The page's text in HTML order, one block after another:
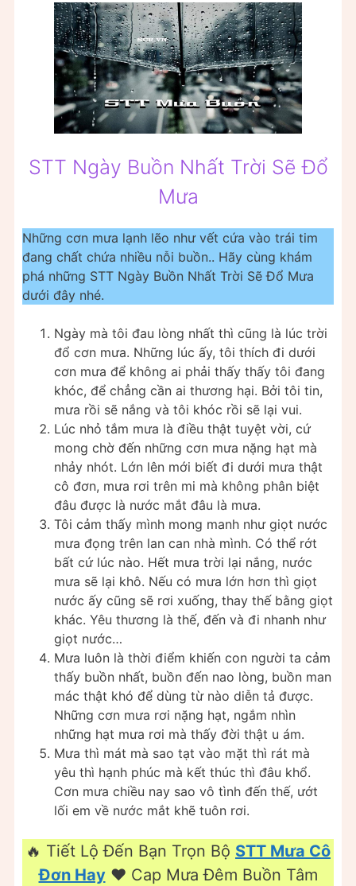
STT Ngày Buồn Nhất Trời Sẽ Đổ
Mưa
Những cơn mưa lạnh lẽo như vết cứa vào trái tim
đang chất chứa nhiều nỗi buồn.. Hãy cùng khám
phá những STT Ngày Buồn Nhất Trời Sẽ Đổ Mưa
dưới đây nhé.
Ngày mà tôi đau lòng nhất thì cũng là lúc trời
đổ cơn mưa. Những lúc ấy, tôi thích đi dưới
cơn mưa để không ai phải thấy thấy tôi đang
khóc, để chẳng cần ai thương hại. Bởi tôi tin,
mưa rồi sẽ nắng và tôi khóc rồi sẽ lại vui.
Lúc nhỏ tắm mưa là điều thật tuyệt vời, cứ
mong chờ đến những cơn mưa nặng hạt mà
nhảy nhót. Lớn lên mới biết đi dưới mưa thật
cô đơn, mưa rơi trên mi mà không phân biệt
đâu được là nước mắt đâu là mưa.
Tôi cảm thấy mình mong manh như giọt nước
mưa đọng trên lan can nhà mình. Có thể rớt
bất cứ lúc nào. Hết mưa trời lại nắng, nước
mưa sẽ lại khô. Nếu có mưa lớn hơn thì giọt
nước ấy cũng sẽ rơi xuống, thay thế bằng giọt
khác. Yêu thương là thế, đến và đi nhanh như
giọt nước…
Mưa luôn là thời điểm khiến con người ta cảm
thấy buồn nhất, buồn đến nao lòng, buồn man
mác thật khó để dùng từ nào diễn tả được.
Những cơn mưa rơi nặng hạt, ngắm nhìn
những hạt mưa rơi mà thấy đời thật u ám.
Mưa thì mát mà sao tạt vào mặt thì rát mà
yêu thì hạnh phúc mà kết thúc thì đâu khổ.
Cơn mưa chiều nay sao vô tình đến thế, ướt
lối em về nước mắt khẽ tuôn rơi.
🔥 Tiết Lộ Đến Bạn Trọn Bộ STT Mưa Cô
Đơn Hay❤️️ Cap Mưa Đêm Buồn Tâm